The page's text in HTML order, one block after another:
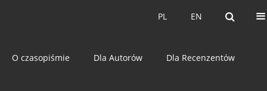
EN
PL EN
PL
O czasopiśmie Dla Autorów Dla Recenzentów
ISSN: 0044-1600